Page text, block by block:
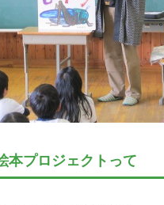
本プロジェクトって